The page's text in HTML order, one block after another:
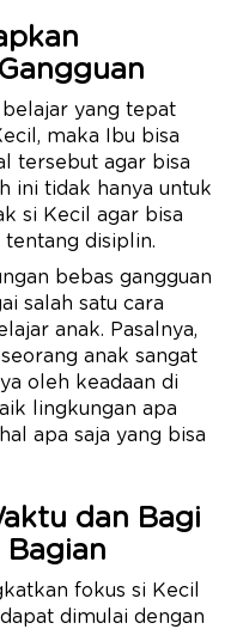
yang tepat
maka Ibu bisa
tersebut agar bisa
ini tidak hanya untuk
si Kecil agar bisa
tentang disiplin.
bebas gangguan
salah satu cara
anak. Pasalnya,
anak sangat
oleh keadaan di
lingkungan apa
apa saja yang bisa
dan Bagi
Bagian
fokus si Kecil
dimulai dengan